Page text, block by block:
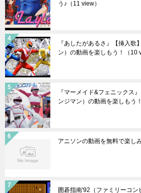
う♪ （11 view）
『あしたがあるさ』【挿入歌
ン）の動画を楽しもう！
（10
『マーメイド&フェニックス
ンジマン）の動画を楽しもう！
アニソンの動画を無料で楽し
囲碁指南'92（ファミリーコ